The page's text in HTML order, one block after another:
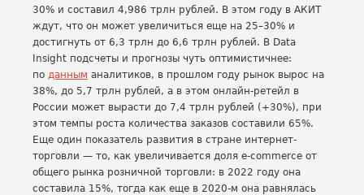
30% и составил 4,986 трлн рублей. В этом году в АКИТ
ждут, что он может увеличиться еще на 25–30% и
достигнуть от 6,3 трлн до 6,6 трлн рублей. В Data
Insight подсчеты и прогнозы чуть оптимистичнее:
по данным аналитиков, в прошлом году рынок вырос на
38%, до 5,7 трлн рублей, а в этом онлайн-ретейл в
России может вырасти до 7,4 трлн рублей (+30%), при
этом темпы роста количества заказов составили 65%.
Еще один показатель развития в стране интернет-
торговли — то, как увеличивается доля e-commerce от
общего рынка розничной торговли: в 2022 году она
составила 15%, тогда как еще в 2020-м она равнялась